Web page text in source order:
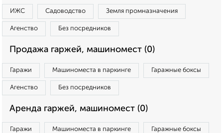
ИЖС Садоводство Земля промназначения
Агенство Без посредников
Продажа гаржей, машиномест (0)
Гаражи Машиноместа в паркинге Гаражные боксы
Агенство Без посредников
Аренда гаржей, машиномест (0)
Гаражи Машиноместа в паркинге Гаражные боксы